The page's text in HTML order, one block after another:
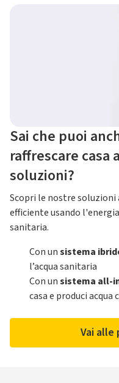
Sai che puoi
raffrescare casa
soluzioni?
Scopri le nostre soluzioni
efficiente usando
sanitaria.
Con unsistema
l’acqua sanitaria
Con unsistema all-
casa e produci acqua
Vai alle